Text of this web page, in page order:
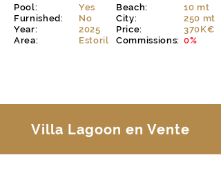
Pool:
Furnished:
Year:
Area:
Yes
No
2025
Estoril
Beach:
City:
Price:
Commissions:
10 mt
250 mt
370K€
0%
Villa Lagoon en Vente